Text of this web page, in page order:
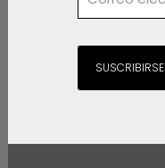
SUSCRIBIRSE